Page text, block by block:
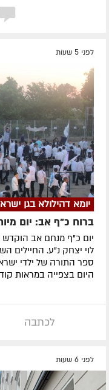
לפני 5 שעות
יומא דהילולא בגן
ברוח כ"ף אב: יום
יום כ"ף מנחם אב הוקדש
לוי יצחק נ"ע. החיילים
ספר התורה של ילדי
היום בצפייה במראות
לכתבה
לפני 6 שעות